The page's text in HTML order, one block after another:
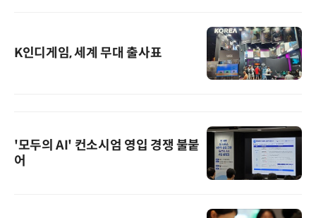
K인디게임, 세계 무대 출사표
'모두의 AI' 컨소시엄 영입 경쟁 불붙
어